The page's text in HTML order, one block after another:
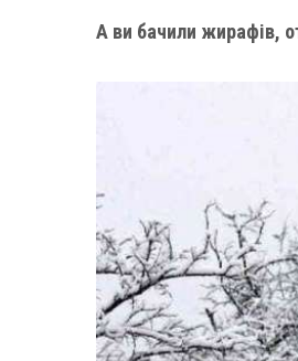
А ви бачили жирафів,